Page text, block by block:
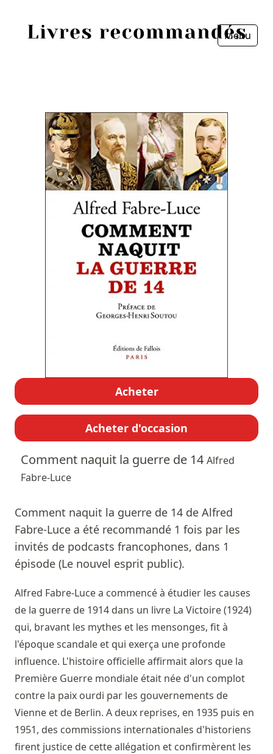
Menu
Acheter
Acheter d'occasion
Comment naquit la guerre de 14 Alfred
Fabre-Luce
Comment naquit la guerre de 14 de Alfred
Fabre-Luce a été recommandé 1 fois par les
invités de podcasts francophones, dans 1
épisode (Le nouvel esprit public).
Alfred Fabre-Luce a commencé à étudier les causes
de la guerre de 1914 dans un livre La Victoire (1924)
qui, bravant les mythes et les mensonges, fit à
l'époque scandale et qui exerça une profonde
influence. L'histoire officielle affirmait alors que la
Première Guerre mondiale était née d'un complot
contre la paix ourdi par les gouvernements de
Vienne et de Berlin. A deux reprises, en 1935 puis en
1951, des commissions internationales d'historiens
firent justice de cette allégation et confirmèrent les
Sources
Personnes
Livres les plus recommandés
Prix littéraires
Fermer